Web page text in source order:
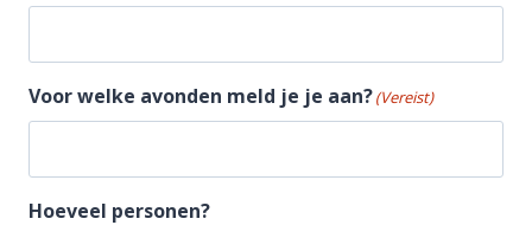
Voor welke avonden meld je je aan?(Vereist)
Hoeveel personen?